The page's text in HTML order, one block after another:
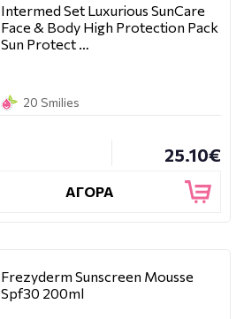
Intermed Set Luxurious SunCare
Face & Body High Protection Pack
Sun Protect …
20 Smilies
25.10€
ΑΓΟΡΑ
Frezyderm Sunscreen Mousse
Spf30 200ml